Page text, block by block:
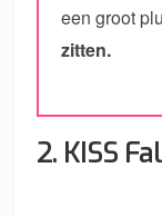
een groot
zitten.
2. KISS